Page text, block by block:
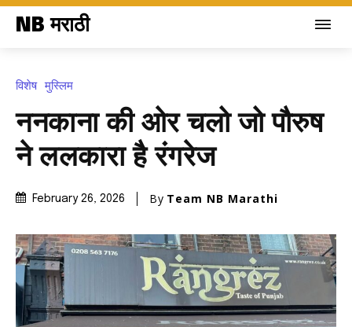
NB मराठी
विशेष मुस्लिम
ननकाना की ओर चलो जो पौरुष
ने ललकारा है रंगरेज
February 26, 2026 By Team NB Marathi